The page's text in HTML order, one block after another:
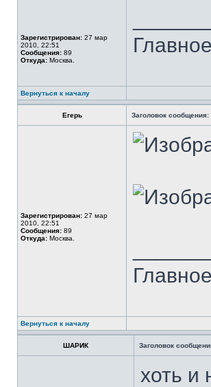
Зарегистрирован: 27 мар
2010, 22:51
Сообщения: 89
Откуда: Москва.
Вернуться к началу
Егерь Заголовок сообщения:
Зарегистрирован: 27 мар
2010, 22:51
Сообщения: 89
Откуда: Москва.
Вернуться к началу
ШАРИК Заголовок
хоть и